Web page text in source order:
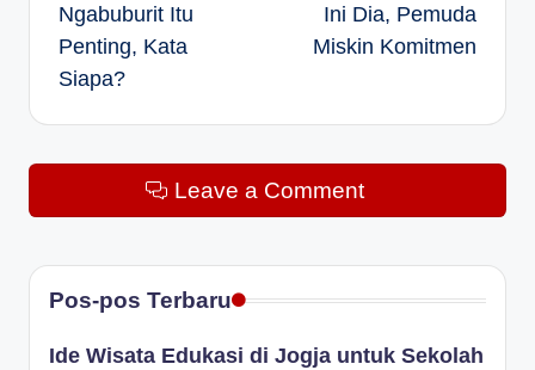
navigation
Ngabuburit Itu
Penting, Kata
Siapa?
Ini Dia, Pemuda
Miskin Komitmen
Leave a Comment
Pos-pos Terbaru
Ide Wisata Edukasi di Jogja untuk Sekolah